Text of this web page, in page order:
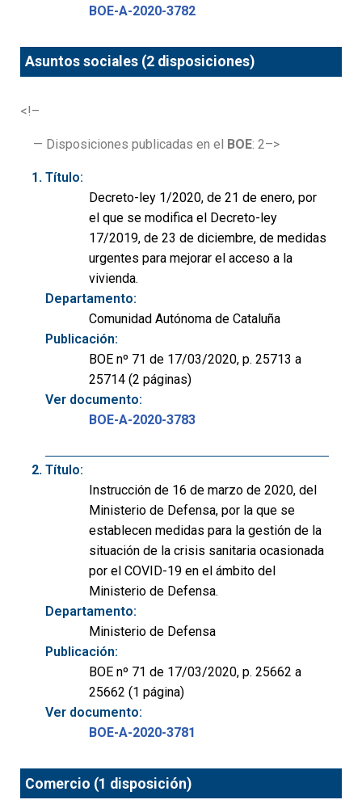
BOE-A-2020-3782
Asuntos sociales (2 disposiciones)
<!–
— Disposiciones publicadas en el BOE: 2–>
Título:
Decreto-ley 1/2020, de 21 de enero, por
el que se modifica el Decreto-ley
17/2019, de 23 de diciembre, de medidas
urgentes para mejorar el acceso a la
vivienda.
Departamento:
Comunidad Autónoma de Cataluña
Publicación:
BOE nº 71 de 17/03/2020, p. 25713 a
25714 (2 páginas)
Ver documento:
BOE-A-2020-3783
Título:
Instrucción de 16 de marzo de 2020, del
Ministerio de Defensa, por la que se
establecen medidas para la gestión de la
situación de la crisis sanitaria ocasionada
por el COVID-19 en el ámbito del
Ministerio de Defensa.
Departamento:
Ministerio de Defensa
Publicación:
BOE nº 71 de 17/03/2020, p. 25662 a
25662 (1 página)
Ver documento:
BOE-A-2020-3781
Comercio (1 disposición)